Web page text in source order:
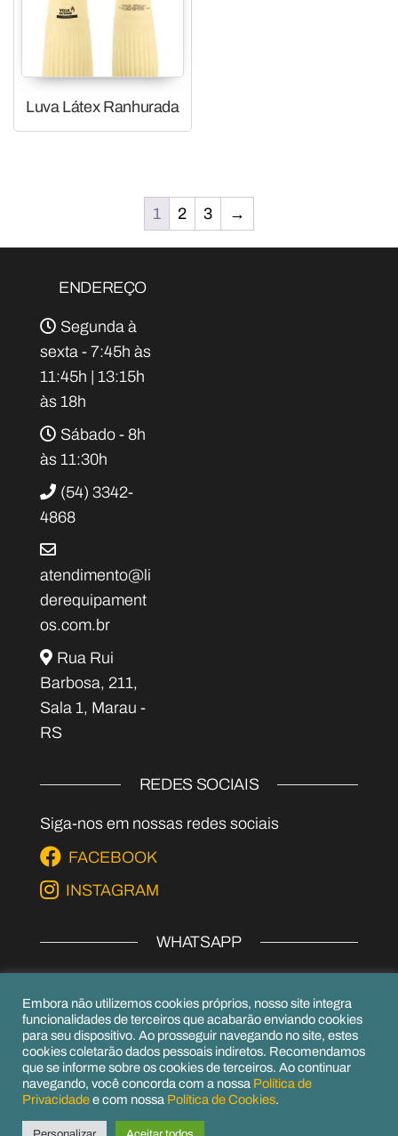
Luva Látex Ranhurada
1 2 3 →
ENDEREÇO
Segunda à
sexta - 7:45h às
11:45h | 13:15h
às 18h
Sábado - 8h
às 11:30h
(54) 3342-
4868
atendimento@li
derequipament
os.com.br
Rua Rui
Barbosa, 211,
Sala 1, Marau -
RS
REDES SOCIAIS
Siga-nos em nossas redes sociais
FACEBOOK
INSTAGRAM
WHATSAPP
(54) 99979-6656
(54) 99156-6952
Orgulhosamente mantido com
Embora não utilizemos cookies próprios, nosso site integra
funcionalidades de terceiros que acabarão enviando cookies
para seu dispositivo. Ao prosseguir navegando no site, estes
cookies coletarão dados pessoais indiretos. Recomendamos
que se informe sobre os cookies de terceiros. Ao continuar
navegando, você concorda com a nossa Política de
Privacidadee com nossa Política de Cookies.